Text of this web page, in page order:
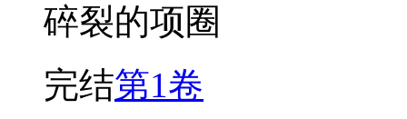
碎裂的项圈
完结第1卷